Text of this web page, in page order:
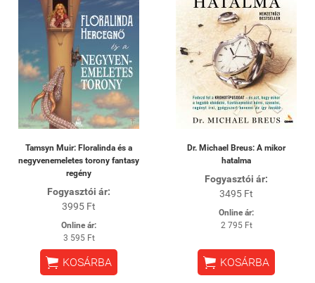
Tamsyn Muir: Floralinda és a
negyvenemeletes torony fantasy
regény
Fogyasztói ár:
3995 Ft
Online ár:
3 595 Ft
 KOSÁRBA
Dr. Michael Breus: A mikor
hatalma
Fogyasztói ár:
3495 Ft
Online ár:
2 795 Ft
 KOSÁRBA